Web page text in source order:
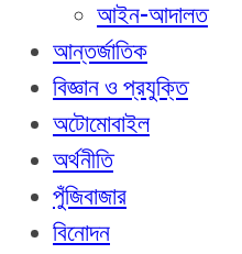
আইন-আদালত
আন্তর্জাতিক
বিজ্ঞান ও প্রযুক্তি
অটোমোবাইল
অর্থনীতি
পুঁজিবাজার
বিনোদন